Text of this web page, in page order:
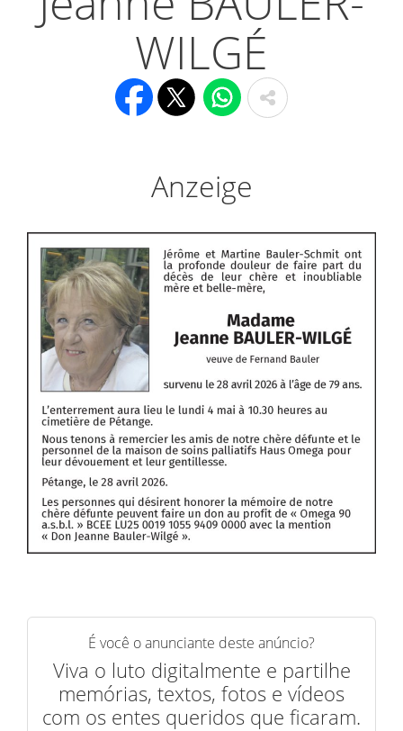
WILGÉ
Anzeige
É você o anunciante deste anúncio?
Viva o luto digitalmente e partilhe
memórias, textos, fotos e vídeos
com os entes queridos que ficaram.